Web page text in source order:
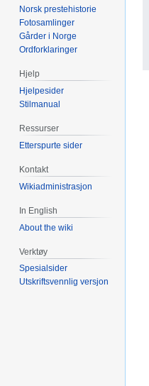
Norsk prestehistorie
Fotosamlinger
Gårder i Norge
Ordforklaringer
Hjelp
Hjelpesider
Stilmanual
Ressurser
Etterspurte sider
Kontakt
Wikiadministrasjon
In English
About the wiki
Verktøy
Spesialsider
Utskriftsvennlig versjon